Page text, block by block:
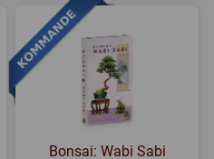
Bonsai: Wabi Sabi